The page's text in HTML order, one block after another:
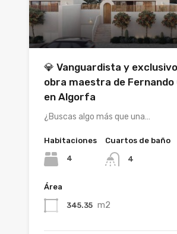
💎 Vanguardista y
obra maestra de Fernando
en Algorfa
¿Buscas algo más que una…
Habitaciones
4
Cuartos de baño
4
Área
345.35 m2